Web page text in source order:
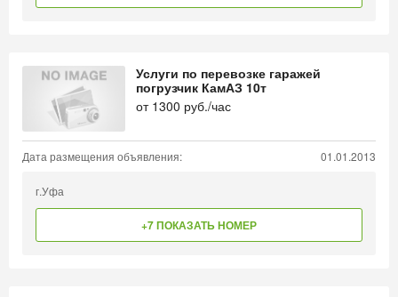
Услуги по перевозке гаражей
погрузчик КамАЗ 10т
от 1300 руб./час
Дата размещения объявления: 01.01.2013
г.Уфа
+7 ПОКАЗАТЬ НОМЕР